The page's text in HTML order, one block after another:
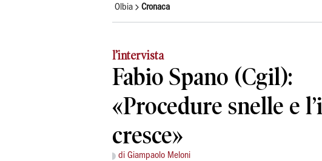
Olbia Cronaca
l’intervista
Fabio Spano (Cgil):
«Procedure snelle e
cresce»
di Giampaolo Meloni